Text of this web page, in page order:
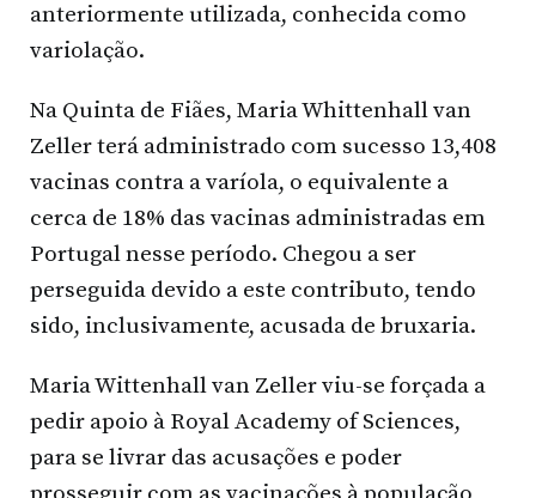
anteriormente utilizada, conhecida como
variolação.
Na Quinta de Fiães, Maria Whittenhall van
Zeller terá administrado com sucesso 13,408
vacinas contra a varíola, o equivalente a
cerca de 18% das vacinas administradas em
Portugal nesse período. Chegou a ser
perseguida devido a este contributo, tendo
sido, inclusivamente, acusada de bruxaria.
Maria Wittenhall van Zeller viu-se forçada a
pedir apoio à Royal Academy of Sciences,
para se livrar das acusações e poder